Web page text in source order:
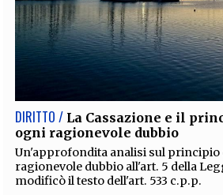
DIRITTO / La Cassazione e il
ogni ragionevole dubbio
Un'approfondita analisi sul principio
ragionevole dubbio all'art. 5 della
modificò il testo dell'art. 533 c.p.p.